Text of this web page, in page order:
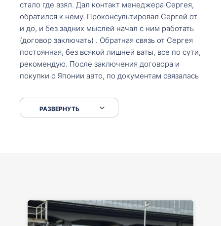
стало где взял. Дал контакт менеджера Сергея,
обратился к нему. Проконсультировал Сергей от
и до, и без задних мыслей начал с ним работать
(договор заключать) . Обратная связь от Сергея
постоянная, без всякой лишней ваты, все по сути,
рекомендую. После заключения договора и
покупки с Японии авто, по документам связалась
что заполнить, куда зайти, образцы и т.д. После
приехал за авто. Меня тепло встретили Сергей с
РАЗВЕРНУТЬ